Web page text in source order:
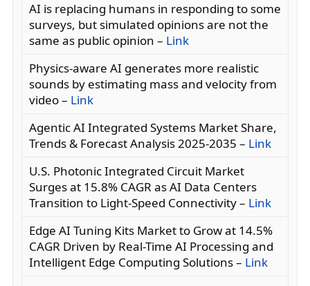
AI is replacing humans in responding to some
surveys, but simulated opinions are not the
same as public opinion – Link
Physics-aware AI generates more realistic
sounds by estimating mass and velocity from
video – Link
Agentic AI Integrated Systems Market Share,
Trends & Forecast Analysis 2025-2035 – Link
U.S. Photonic Integrated Circuit Market
Surges at 15.8% CAGR as AI Data Centers
Transition to Light-Speed Connectivity – Link
Edge AI Tuning Kits Market to Grow at 14.5%
CAGR Driven by Real-Time AI Processing and
Intelligent Edge Computing Solutions – Link